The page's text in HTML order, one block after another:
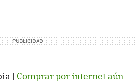
| Comprar por internet aún